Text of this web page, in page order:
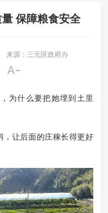
保障粮食安全
来源：三元区政府办

什么要把她埋到土里
让后面的庄稼长得更好